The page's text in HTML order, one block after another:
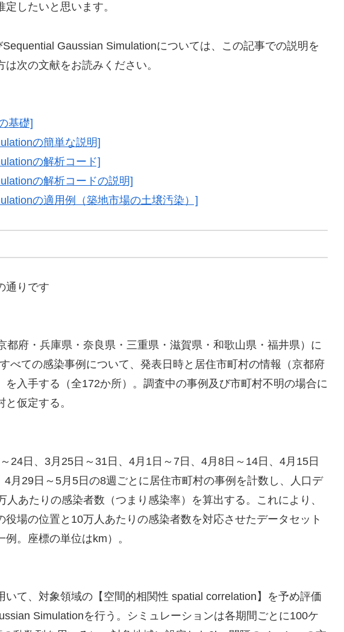
したいと思います。
Gaussian Simulationについては、この記事での説明を
次の文献をお読みください。
基礎]
の簡単な説明]
の解析コード]
の解析コードの説明]
の適用例（築地市場の土壌汚染）]
通りです
都府・兵庫県・奈良県・三重県・滋賀県・和歌山県・福井県）に
べての感染事例について、発表日時と居住市町村の情報（京都府
を入手する（全172か所）。調査中の事例及び市町村不明の場合に
仮定する。
24日、3月25日～31日、4月1日～7日、4月8日～14日、4月15日
4月29日～5月5日の8週ごとに居住市町村の事例を計数し、人口デ
人あたりの感染者数（つまり感染率）を算出する。これにより、
役場の位置と10万人あたりの感染者数を対応させたデータセット
。座標の単位はkm）。
いて、対象領域の【空間的相関性 spatial correlation】を予め評価
Simulationを行う。シミュレーションは各期間ごとに100ケ